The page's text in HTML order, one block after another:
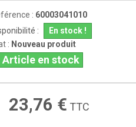
: 60003041010
:
En stock !
: Nouveau produit
Article en stock
23,76 € TTC